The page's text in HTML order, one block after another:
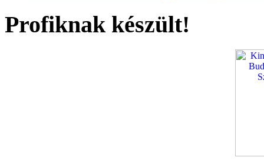
Profiknak készült!